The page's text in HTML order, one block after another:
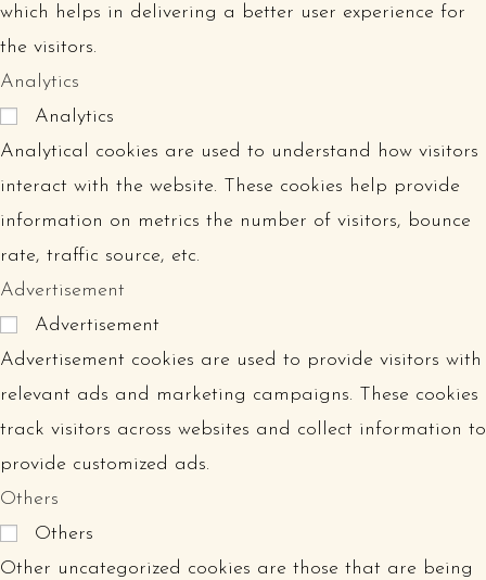
which helps in delivering a better user experience for
the visitors.
Analytics
Analytics
Analytical cookies are used to understand how visitors
interact with the website. These cookies help provide
information on metrics the number of visitors, bounce
rate, traffic source, etc.
Advertisement
Advertisement
Advertisement cookies are used to provide visitors with
relevant ads and marketing campaigns. These cookies
track visitors across websites and collect information to
provide customized ads.
Others
Others
Other uncategorized cookies are those that are being